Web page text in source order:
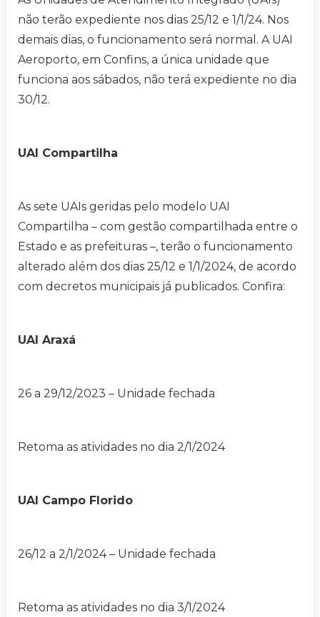
não terão expediente nos dias 25/12 e 1/1/24. Nos
demais dias, o funcionamento será normal. A UAI
Aeroporto, em Confins, a única unidade que
funciona aos sábados, não terá expediente no dia
30/12.
UAI Compartilha
As sete UAIs geridas pelo modelo UAI
Compartilha – com gestão compartilhada entre o
Estado e as prefeituras –, terão o funcionamento
alterado além dos dias 25/12 e 1/1/2024, de acordo
com decretos municipais já publicados. Confira:
UAI Araxá
26 a 29/12/2023 – Unidade fechada
Retoma as atividades no dia 2/1/2024
UAI Campo Florido
26/12 a 2/1/2024 – Unidade fechada
Retoma as atividades no dia 3/1/2024